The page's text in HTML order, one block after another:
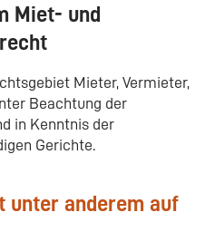
Miet- und
Mieter, Vermieter,
Beachtung der
in Kenntnis der
Gerichte.
unter anderem auf